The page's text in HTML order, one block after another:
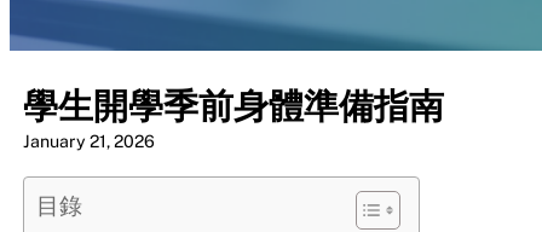
學生開學季前身體準備指南
January 21, 2026
目錄